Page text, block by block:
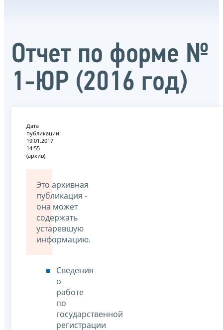
Отчет по форме №
1-ЮР (2016 год)
Дата
публикации:
19.01.2017
14:55
(архив)
Это архивная
публикация -
она может
содержать
устаревшую
информацию.
Сведения
о
работе
по
государственной
регистрации